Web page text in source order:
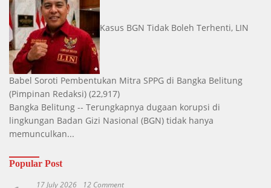
Kasus BGN Tidak Boleh Terhenti, LIN
Babel Soroti Pembentukan Mitra SPPG di Bangka Belitung
(Pimpinan Redaksi) (22,917)
Bangka Belitung -- Terungkapnya dugaan korupsi di
lingkungan Badan Gizi Nasional (BGN) tidak hanya
memunculkan...
Popular Post
17 July 2026 12 Comment